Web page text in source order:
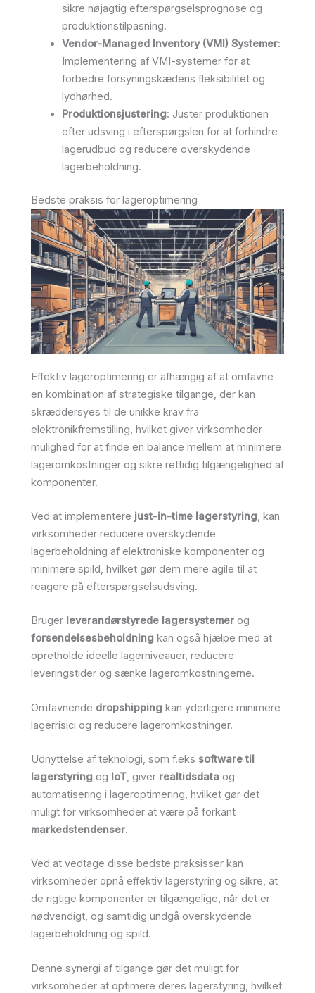
sikre nøjagtig efterspørgselsprognose og
produktionstilpasning.
Vendor-Managed Inventory (VMI) Systemer:
Implementering af VMI-systemer for at
forbedre forsyningskædens fleksibilitet og
lydhørhed.
Produktionsjustering: Juster produktionen
efter udsving i efterspørgslen for at forhindre
lagerudbud og reducere overskydende
lagerbeholdning.
Bedste praksis for lageroptimering
Effektiv lageroptimering er afhængig af at omfavne
en kombination af strategiske tilgange, der kan
skræddersyes til de unikke krav fra
elektronikfremstilling, hvilket giver virksomheder
mulighed for at finde en balance mellem at minimere
lageromkostninger og sikre rettidig tilgængelighed af
komponenter.
Ved at implementere just-in-time lagerstyring, kan
virksomheder reducere overskydende
lagerbeholdning af elektroniske komponenter og
minimere spild, hvilket gør dem mere agile til at
reagere på efterspørgselsudsving.
Bruger leverandørstyrede lagersystemer og
forsendelsesbeholdning kan også hjælpe med at
opretholde ideelle lagerniveauer, reducere
leveringstider og sænke lageromkostningerne.
Omfavnende dropshipping kan yderligere minimere
lagerrisici og reducere lageromkostninger.
Udnyttelse af teknologi, som f.eks software til
lagerstyring og IoT, giver realtidsdata og
automatisering i lageroptimering, hvilket gør det
muligt for virksomheder at være på forkant
markedstendenser.
Ved at vedtage disse bedste praksisser kan
virksomheder opnå effektiv lagerstyring og sikre, at
de rigtige komponenter er tilgængelige, når det er
nødvendigt, og samtidig undgå overskydende
lagerbeholdning og spild.
Denne synergi af tilgange gør det muligt for
virksomheder at optimere deres lagerstyring, hvilket